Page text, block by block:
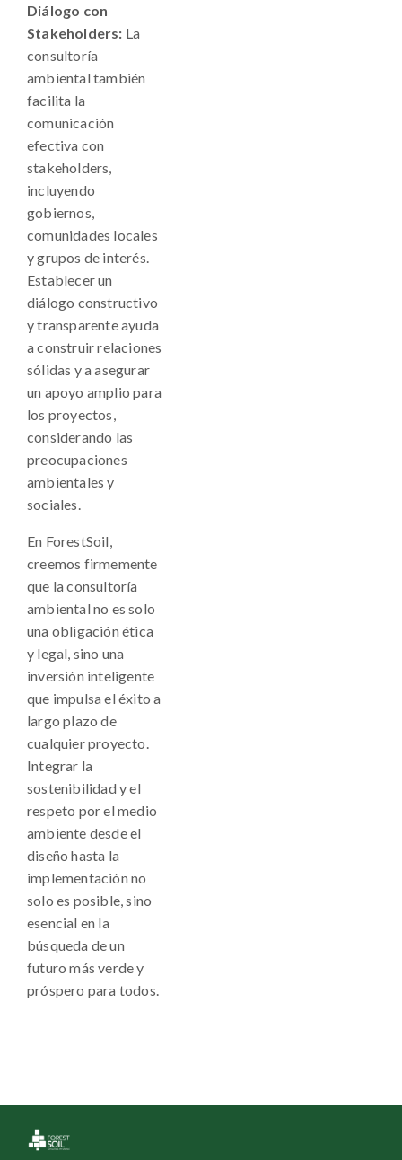
Diálogo con
Stakeholders: La
consultoría
ambiental también
facilita la
comunicación
efectiva con
stakeholders,
incluyendo
gobiernos,
comunidades locales
y grupos de interés.
Establecer un
diálogo constructivo
y transparente ayuda
a construir relaciones
sólidas y a asegurar
un apoyo amplio para
los proyectos,
considerando las
preocupaciones
ambientales y
sociales.
En ForestSoil,
creemos firmemente
que la consultoría
ambiental no es solo
una obligación ética
y legal, sino una
inversión inteligente
que impulsa el éxito a
largo plazo de
cualquier proyecto.
Integrar la
sostenibilidad y el
respeto por el medio
ambiente desde el
diseño hasta la
implementación no
solo es posible, sino
esencial en la
búsqueda de un
futuro más verde y
próspero para todos.